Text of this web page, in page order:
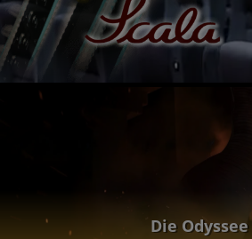
Die Odyssee